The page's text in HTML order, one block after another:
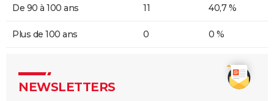
De 90 à 100 ans 11 40,7 %
Plus de 100 ans 0 0 %
NEWSLETTERS